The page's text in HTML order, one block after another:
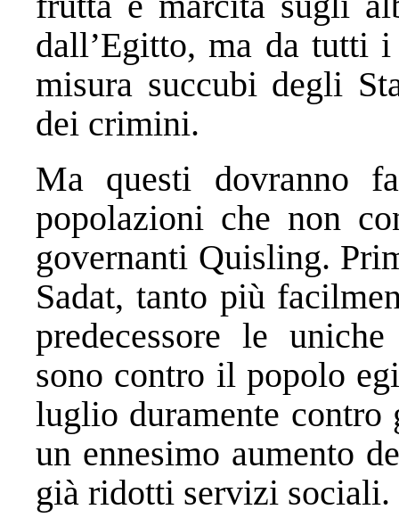
dall’Egitto, ma da tutti
misura succubi degli
dei crimini.
Ma questi dovranno
popolazioni che non
governanti Quisling.
Sadat, tanto più
predecessore le
sono contro il popolo
luglio duramente
un ennesimo aumento
già ridotti servizi sociali.